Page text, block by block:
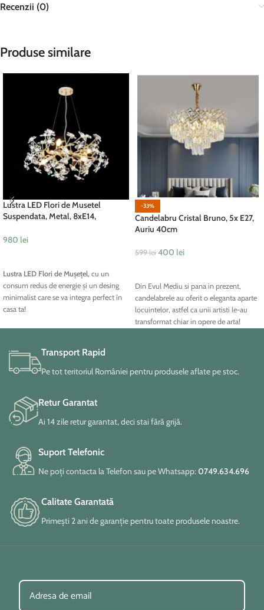
Recenzii (0)
Produse similare
Lustra LED Flori de Musetel
Suspendata, Metal, 8xE14,
980 lei
Lustra LED Flori de Mușețel, cu un
consum redus de energie și un desing
minimalist care se va integra perfect în
casa ta!
-33%
Candelabru Cristal Bruno, 5x E27,
Auriu 40cm
599lei 400 lei
Din Evul Mediu si pana in prezent,
candelabrele au oferit o eleganta aparte
locuintelor, astfel ca unii artisti le-au
transformat chiar in opere de arta!
Transport Rapid
Pe tot teritoriul României pentru produsele aflate pe stoc.
Retur Garantat
Ai 14 zile retur garantat, deci stai fără grijă.
Suport Telefonic
Ne poți contacta la Telefon sau pe Whatsapp:0749.634.696
Calitate Garantată
Primești 2 ani de garanție pentru toate produsele noastre.